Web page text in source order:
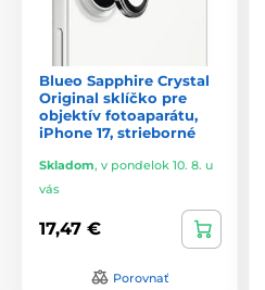
Blueo Sapphire Crystal
Original sklíčko pre
objektív fotoaparátu,
iPhone 17, strieborné
Skladom, v pondelok 10. 8. u
vás
17,47 €
Porovnať